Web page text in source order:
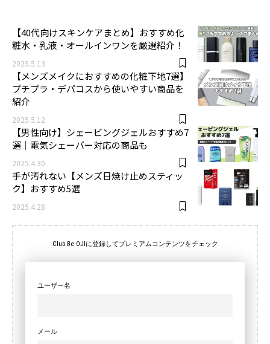
【40代向けスキンケアまとめ】おすすめ化
粧水・乳液・オールインワンを厳選紹介！
2025.5.13
【メンズメイクにおすすめの化粧下地7選】
プチプラ・デパコスから使いやすい商品を
紹介
2025.5.12
【男性向け】シェービングジェルおすすめ7
選｜電気シェーバー対応の商品も
2025.4.30
手が汚れない【メンズ日焼け止めスティッ
ク】おすすめ5選
2025.4.28
Club Be OJIに登録してプレミアムコンテンツをチェック
ユーザー名
メール